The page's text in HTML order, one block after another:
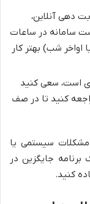
دهی آنلاین،
سامانه در ساعات
شب) بهتر کار
است، سعی کنید
کنید تا در صف
مشکلات سیستمی یا
جایگزین در
کنید.